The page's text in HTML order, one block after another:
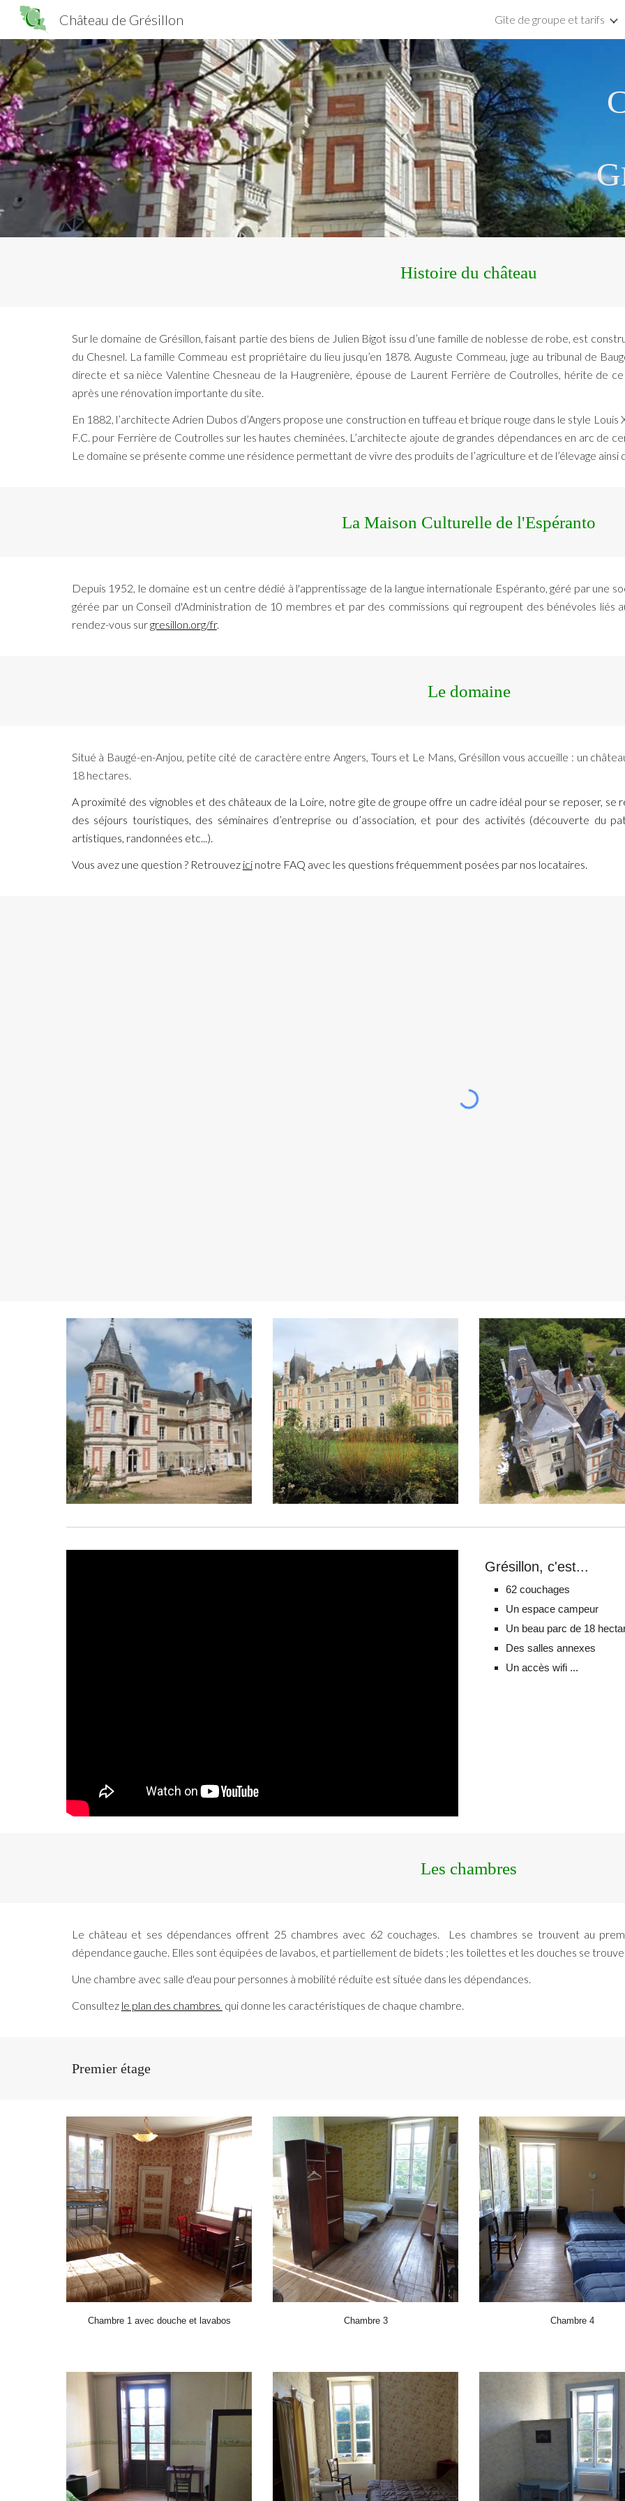
Skip to
Château de Grésillon Gîte de groupe et tarifs
G
Histoire du château
Sur le domaine de Grésillon, faisant partie des biens de Julien Bigot issu d’une famille de noblesse de robe, est
du Chesnel. La famille Commeau est propriétaire du lieu jusqu’en 1878. Auguste Commeau, juge au tribunal de
directe et sa nièce Valentine Chesneau de la Haugrenière, épouse de Laurent Ferrière de Coutrolles, hérite de
après une rénovation importante du site.
En 1882, l’architecte Adrien Dubos d’Angers propose une construction en tuffeau et brique rouge dans le style
F.C. pour Ferrière de Coutrolles sur les hautes cheminées. L’architecte ajoute de grandes dépendances en arc de
Le domaine se présente comme une résidence permettant de vivre des produits de l’agriculture et de l’élevage ainsi
La Maison Culturelle de l'Espéranto
Depuis 1952, le domaine est un centre dédié à l'apprentissage de la langue internationale Espéranto, géré par une
gérée par un Conseil d'Administration de 10 membres et par des commissions qui regroupent des bénévoles liés
rendez-vous surgresillon.org/fr.
Le domaine
Situé à Baugé-en-Anjou, petite cité de caractère entre Angers, Tours et Le Mans, Grésillon vous accueille : un
18 hectares.
A proximité des vignobles et des châteaux de la Loire, notre gite de groupe offre un cadre idéal pour se reposer, se
des séjours touristiques, des séminaires d’entreprise ou d’association, et pour des activités (découverte du
artistiques, randonnées etc...).
Vous avez une question ? Retrouvez icinotre FAQ avec les questions fréquemment posées par nos locataires.
Grésillon, c'est...
62 couchages
Un espace campeur
Un beau parc de 18
Des salles annexes
Un accès wifi ...
Les chambres
Le château et ses dépendances offrent 25 chambres avec 62 couchages. Les chambres se trouvent au
dépendance gauche. Elles sont équipées de lavabos, et partiellement de bidets ; les toilettes et les douches se
Une chambre avec salle d'eau pour personnes à mobilité réduite est située dans les dépendances.
Consultez le plan des chambres qui donne les caractéristiques de chaque chambre.
Premier étage
Chambre 1 avec douche et lavabos Chambre 3 Chambre 4